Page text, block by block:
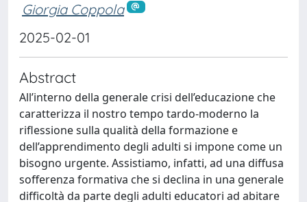
Giorgia Coppola
2025-02-01
Abstract
All’interno della generale crisi dell’educazione che
caratterizza il nostro tempo tardo-moderno la
riflessione sulla qualità della formazione e
dell’apprendimento degli adulti si impone come un
bisogno urgente. Assistiamo, infatti, ad una diffusa
sofferenza formativa che si declina in una generale
difficoltà da parte degli adulti educatori ad abitare